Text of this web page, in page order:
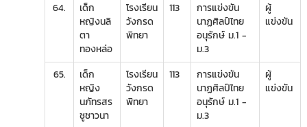
64.
เด็ก
หญิงนลิ
ตา
ทองหล่อ
โรงเรียน
วังกรด
พิทยา
113
การแข่งขัน
นาฏศิลป์ไทย
อนุรักษ์ ม.1 -
ม.3
ผู้
แข่งขัน
65.
เด็ก
หญิง
นภัทรสร
ชูชาวนา
โรงเรียน
วังกรด
พิทยา
113
การแข่งขัน
นาฏศิลป์ไทย
อนุรักษ์ ม.1 -
ม.3
ผู้
แข่งขัน